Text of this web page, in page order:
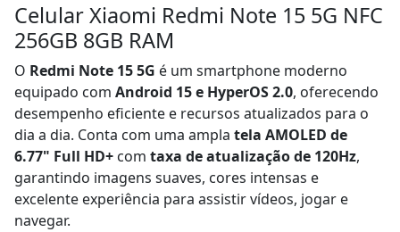
Celular Xiaomi Redmi Note 15 5G NFC
256GB 8GB RAM
O Redmi Note 15 5G é um smartphone moderno
equipado com Android 15 e HyperOS 2.0, oferecendo
desempenho eficiente e recursos atualizados para o
dia a dia. Conta com uma ampla tela AMOLED de
6.77" Full HD+ com taxa de atualização de 120Hz,
garantindo imagens suaves, cores intensas e
excelente experiência para assistir vídeos, jogar e
navegar.